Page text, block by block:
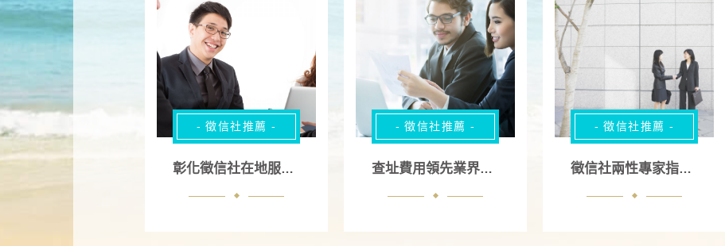
- 徵信社推薦 -
彰化徵信社在地服務好評深得民眾信任
- 徵信社推薦 -
查址費用領先業界24小時線上諮詢服務
- 徵信社推薦 -
徵信社兩性專家指導挽回昔日戀情